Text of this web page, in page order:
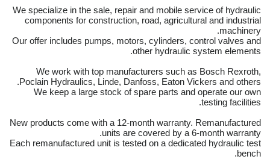
We specialize in the sale, repair and mobile service of hydraulic
components for construction, road, agricultural and industrial
machinery.
Our offer includes pumps, motors, cylinders, control valves and
other hydraulic system elements.
We work with top manufacturers such as Bosch Rexroth,
Poclain Hydraulics, Linde, Danfoss, Eaton Vickers and others.
We keep a large stock of spare parts and operate our own
testing facilities.
New products come with a 12-month warranty. Remanufactured
units are covered by a 6-month warranty.
Each remanufactured unit is tested on a dedicated hydraulic test
bench.